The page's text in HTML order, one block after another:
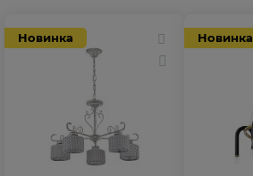
Новинка Новинка